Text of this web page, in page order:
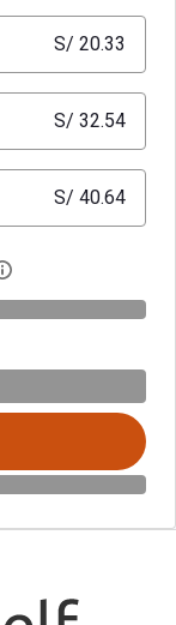
S/ 20.33
S/ 32.54
S/ 40.64
Abre el cuadro de